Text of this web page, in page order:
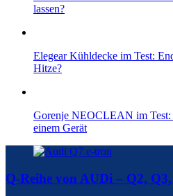
lassen?
Elegear Kühldecke im Test:
Hitze?
Gorenje NEOCLEAN im Test:
einem Gerät
Q-Reihe von AUDi – Q2,